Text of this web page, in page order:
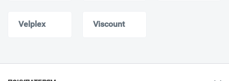
Velplex Viscount